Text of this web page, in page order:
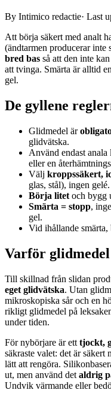
By Intimico redactie· Last
Att börja säkert med analt
(ändtarmen producerar inte
bred bas så att den inte
att tvinga. Smärta är alltid
gel.
De gyllene
Glidmedel är
glidvätska.
Använd endast anala
eller en
Välj kroppssäkert,
glas, stål), ingen gelé.
Börja litet och bygg
Smärta = stopp,
gel.
Vid ihållande
Varför
Till skillnad från slidan
eget glidvätska. Utan
mikroskopiska sår och en
rikligt glidmedel på
under tiden.
För nybörjare är ett tjockt,
säkraste valet: det är säkert
lätt att rengöra.
ut, men använd det aldrig
Undvik värmande eller